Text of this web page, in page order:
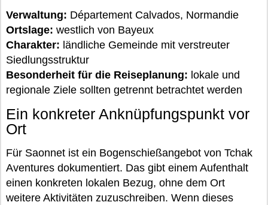
Verwaltung: Département Calvados, Normandie
Ortslage: westlich von Bayeux
Charakter: ländliche Gemeinde mit verstreuter
Siedlungsstruktur
Besonderheit für die Reiseplanung: lokale und
regionale Ziele sollten getrennt betrachtet werden
Ein konkreter Anknüpfungspunkt vor
Ort
Für Saonnet ist ein Bogenschießangebot von Tchak
Aventures dokumentiert. Das gibt einem Aufenthalt
einen konkreten lokalen Bezug, ohne dem Ort
weitere Aktivitäten zuzuschreiben. Wenn dieses